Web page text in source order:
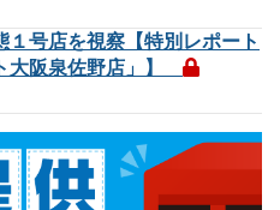
１号店を視察【特別レポート
大阪泉佐野店」】